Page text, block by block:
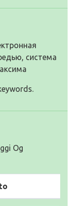
система
Og